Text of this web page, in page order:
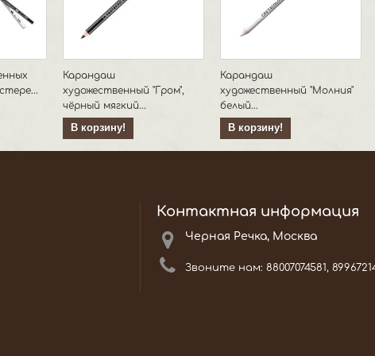
Карандаш
художественный "Гром",
чёрный мягкий...
В корзину!
Карандаш
художественный "Молния"
белый...
В корзину!
Контактная информация
Черная Речка, Москва
Звоните нам: 88007074581,